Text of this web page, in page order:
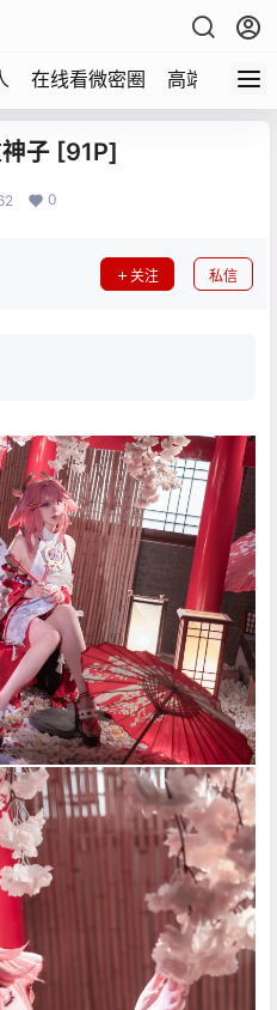
在线看微密圈 高端写真
子 [91P]
0
关注 私信